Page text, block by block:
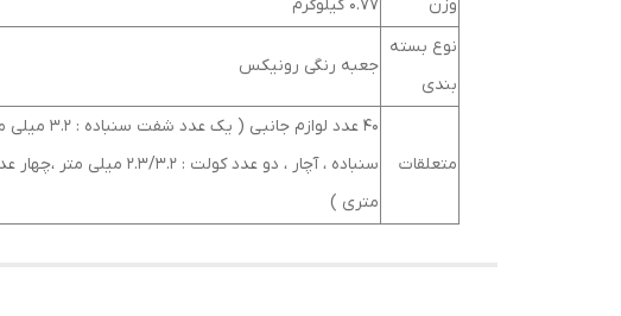
وزن
0.77 کیلوگرم
نوع بسته
‌بندی
جعبه رنگی رونیکس
متعلقات
متری )